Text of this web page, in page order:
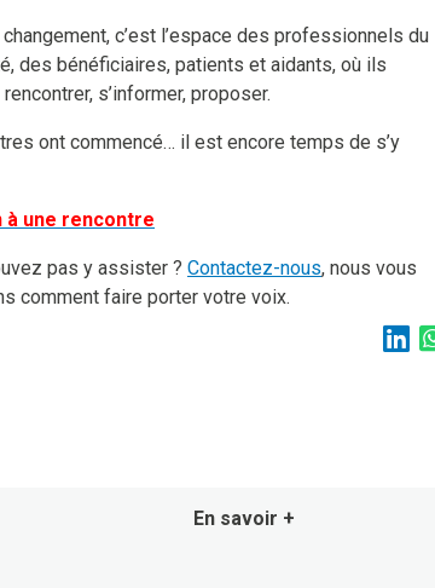
changement, c’est l’espace des professionnels du
des bénéficiaires, patients et aidants, où ils
s’informer, proposer.
ont commencé… il est encore temps de s’y
à une rencontre
pas y assister ? Contactez-nous, nous vous
comment faire porter votre voix.
En savoir +